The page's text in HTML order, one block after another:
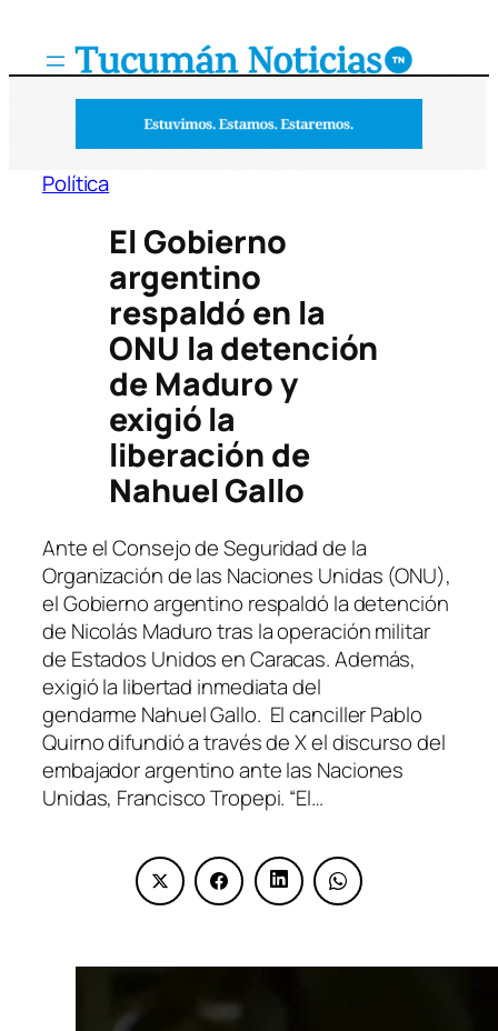
Política
El Gobierno
argentino
respaldó en la
ONU la detención
de Maduro y
exigió la
liberación de
Nahuel Gallo
Ante el Consejo de Seguridad de la
Organización de las Naciones Unidas (ONU),
el Gobierno argentino respaldó la detención
de Nicolás Maduro tras la operación militar
de Estados Unidos en Caracas. Además,
exigió la libertad inmediata del
gendarme Nahuel Gallo. El canciller Pablo
Quirno difundió a través de X el discurso del
embajador argentino ante las Naciones
Unidas, Francisco Tropepi. “El…